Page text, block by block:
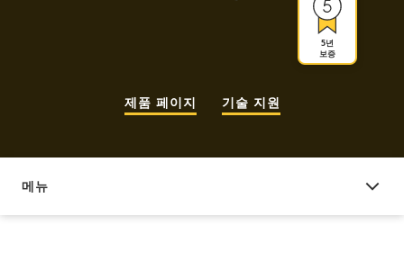
5년
보증
제품 페이지 기술 지원
메뉴
장치 소프트웨어